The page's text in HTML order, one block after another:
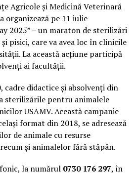
Agricole și Medicină Veterinară
organizează pe 11 iulie
2025” – un maraton de sterilizări
pisici, care va avea loc în clinicile
La această acțiune participă
ai facultății.
cadre didactice și absolvenți din
sterilizările pentru animalele
USAMV. Această campanie
format din 2018, se adresează
de animale cu resurse
și animalelor fără stăpân.
la numărul 0730 176 297, în